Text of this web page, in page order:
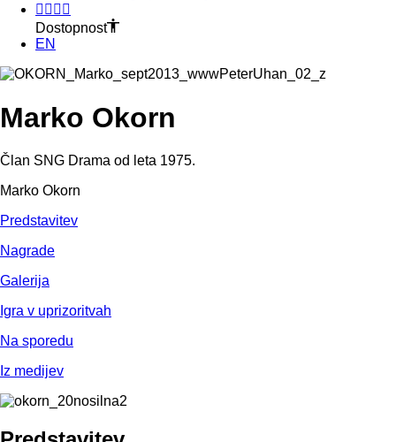
Dostopnost
EN
Marko Okorn
Član SNG Drama od leta 1975.
Marko Okorn
Predstavitev
Nagrade
Galerija
Igra v uprizoritvah
Na sporedu
Iz medijev